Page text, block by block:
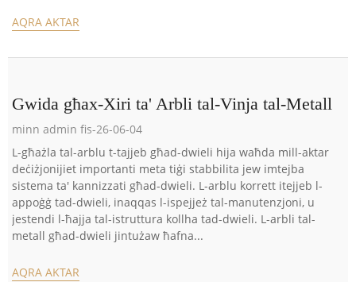
AQRA AKTAR
Gwida għax-Xiri ta' Arbli tal-Vinja tal-Metall
minn admin fis-26-06-04
L-għażla tal-arblu t-tajjeb għad-dwieli hija waħda mill-aktar
deċiżjonijiet importanti meta tiġi stabbilita jew imtejba
sistema ta' kannizzati għad-dwieli. L-arblu korrett itejjeb l-
appoġġ tad-dwieli, inaqqas l-ispejjeż tal-manutenzjoni, u
jestendi l-ħajja tal-istruttura kollha tad-dwieli. L-arbli tal-
metall għad-dwieli jintużaw ħafna...
AQRA AKTAR